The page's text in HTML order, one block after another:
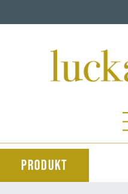
Produkt